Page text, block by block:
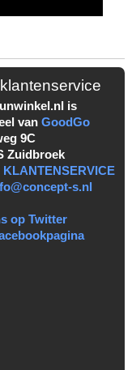
is
van GoodGo
9C
Zuidbroek
KLANTENSERVICE
s.nl
op Twitter